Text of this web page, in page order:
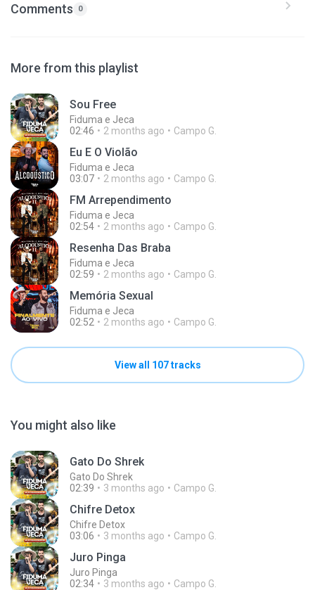
Comments 0
More from this playlist
Sou Free
Fiduma e Jeca
02:46
2 months ago Campo G.
Eu E O Violão
Fiduma e Jeca
03:07
2 months ago Campo G.
FM Arrependimento
Fiduma e Jeca
02:54
2 months ago Campo G.
Resenha Das Braba
Fiduma e Jeca
02:59
2 months ago Campo G.
Memória Sexual
Fiduma e Jeca
02:52
2 months ago Campo G.
View all 107 tracks
You might also like
Gato Do Shrek
Gato Do Shrek
02:39
3 months ago Campo G.
Chifre Detox
Chifre Detox
03:06
3 months ago Campo G.
Juro Pinga
Juro Pinga
02:34
3 months ago Campo G.